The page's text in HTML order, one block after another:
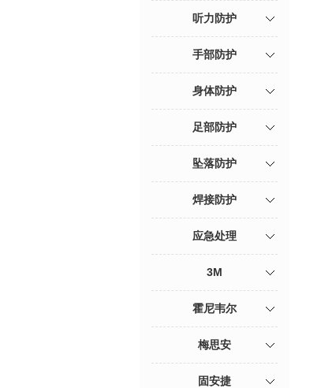
听力防护
手部防护
身体防护
足部防护
坠落防护
焊接防护
应急处理
3M
霍尼韦尔
梅思安
固安捷